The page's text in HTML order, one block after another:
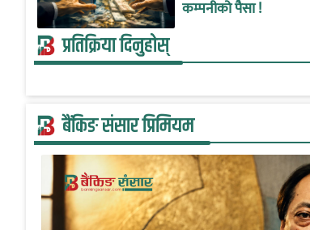
कम्पनीको पैसा !
प्रतिक्रिया दिनुहोस्
बैंकिङ संसार प्रिमियम